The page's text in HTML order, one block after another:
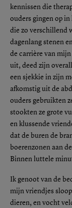
kennissen die
ouders gingen op
die zo verschillend
dagenlang stenen
de carrière van
uit, deed zijn
een sjekkie in zijn
afkomstig uit de
ouders gebruikten
stookten ze grote
en klussende
dat de buren de
boerenzonen aan
Binnen luttele
Ik genoot van de
mijn vriendjes
dieren, en vocht